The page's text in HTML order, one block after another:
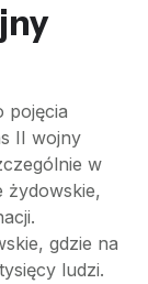
pojęcia
II wojny
w
żydowskie,
gdzie na
ludzi.